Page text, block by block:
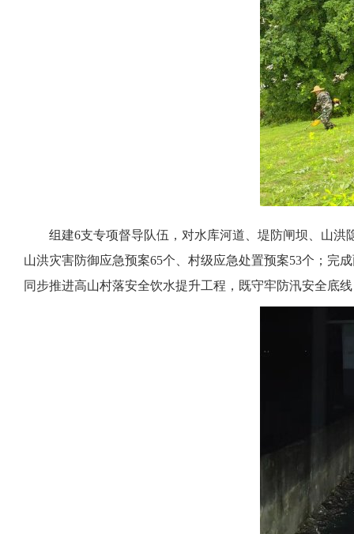
组建6支专项督导队伍，对水库河道、堤防闸坝、山
山洪灾害防御应急预案65个、村级应急处置预案53个；完
同步推进高山村落安全饮水提升工程，既守牢防汛安全底